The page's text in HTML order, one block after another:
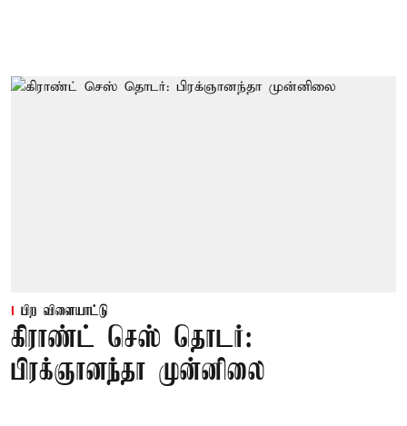
பிற விளையாட்டு
கிராண்ட் செஸ் தொடர்:
பிரக்ஞானந்தா முன்னிலை